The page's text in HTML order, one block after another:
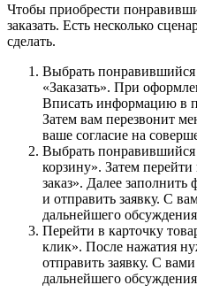
Чтобы приобрести
заказать. Есть несколько
сделать.
Выбрать
«Заказать». При
Вписать информацию в
Затем вам перезвонит
ваше согласие на
Выбрать
корзину». Затем
заказ». Далее
и отправить заявку. С
дальнейшего
Перейти в карточку
клик». После нажатия
отправить заявку. С
дальнейшего